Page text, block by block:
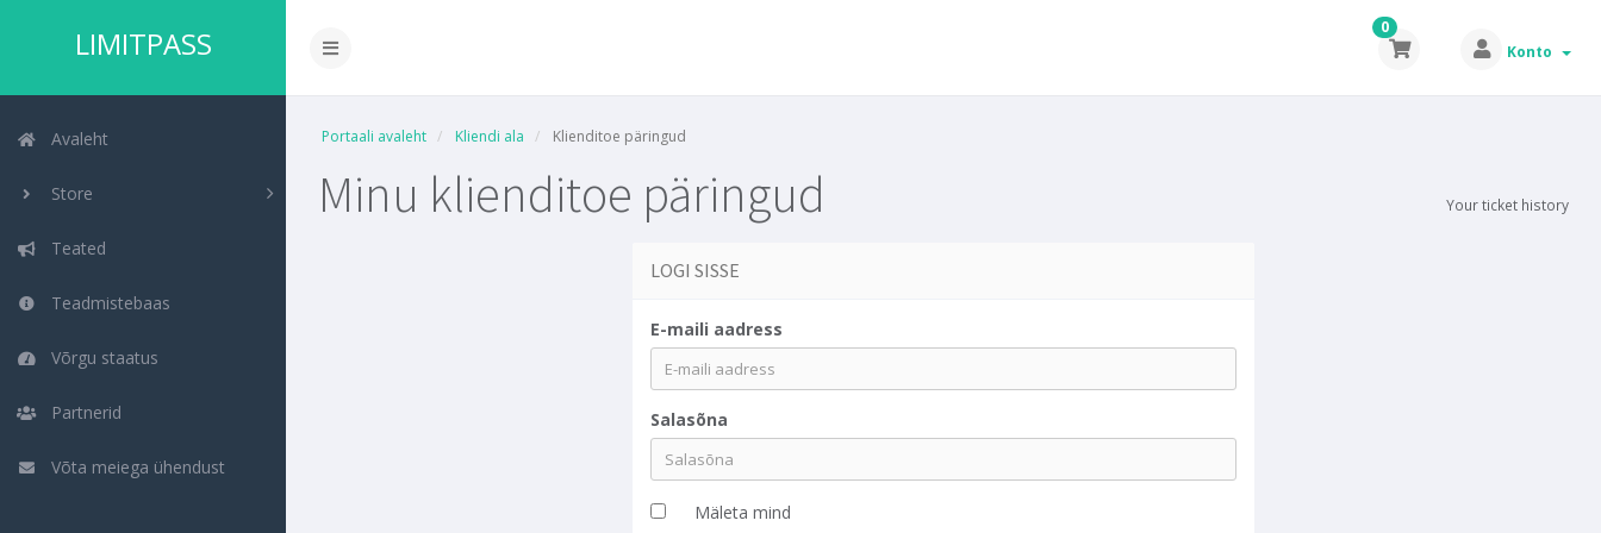
LIMITPASS
0
Konto
Avaleht
Store
Teated
Teadmistebaas
Võrgu staatus
Partnerid
Võta meiega ühendust
Portaali avaleht Kliendi ala Klienditoe päringud
Minu klienditoe päringud Your ticket history
LOGI SISSE
E-maili aadress
Salasõna
Mäleta mind